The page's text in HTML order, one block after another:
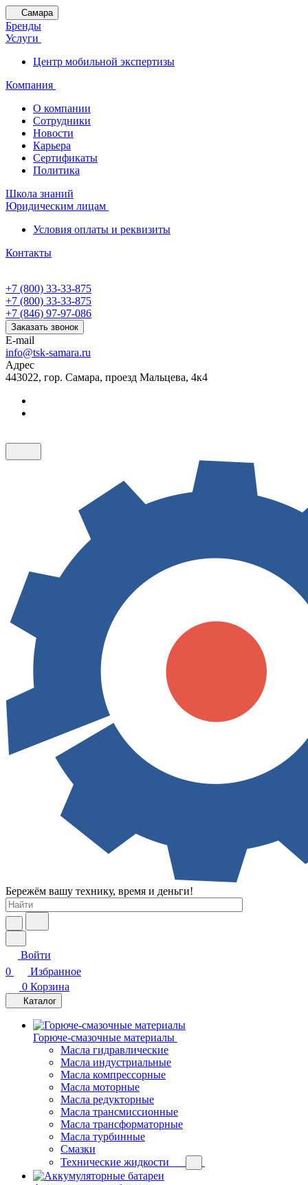
Самара
Бренды
Услуги
Центр мобильной экспертизы
Компания
О компании
Сотрудники
Новости
Карьера
Сертификаты
Политика
Школа знаний
Юридическим лицам
Условия оплаты и реквизиты
Контакты
+7 (800) 33-33-875
+7 (800) 33-33-875
+7 (846) 97-97-086
Заказать звонок
E-mail
info@tsk-samara.ru
Адрес
443022, гор. Самара, проезд Мальцева, 4к4
Бережём вашу технику, время и деньги!
Войти
0
Избранное
0 Корзина
Каталог
Горюче-смазочные материалы
Масла гидравлические
Масла индустриальные
Масла компрессорные
Масла моторные
Масла редукторные
Масла трансмиссионные
Масла трансформаторные
Масла турбинные
Смазки
Технические жидкости